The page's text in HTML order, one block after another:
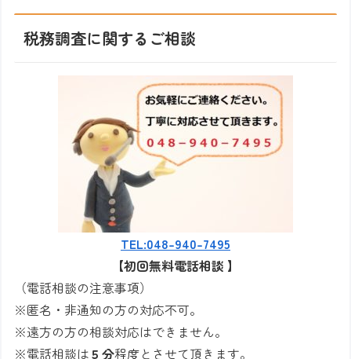
税務調査に関するご相談
TEL:048-940-7495
【初回無料電話相談 】
（電話相談の注意事項）
※匿名・非通知の方の対応不可。
※遠方の方の相談対応はできません。
※電話相談は５分程度とさせて頂きます。